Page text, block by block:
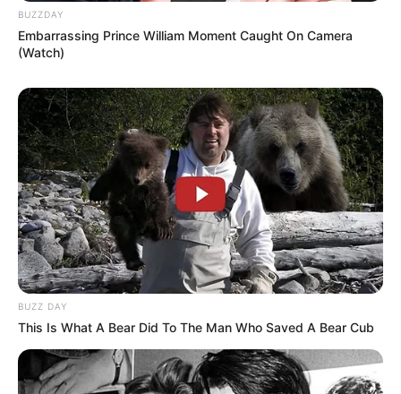
BUZZDAY
Embarrassing Prince William Moment Caught On Camera
(Watch)
BUZZ DAY
This Is What A Bear Did To The Man Who Saved A Bear Cub